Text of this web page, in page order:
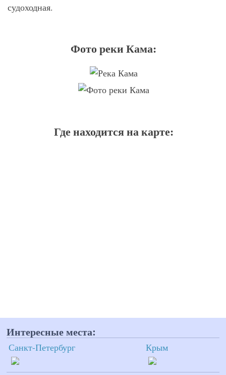
судоходная.
Фото реки Кама:
Где находится на карте:
Интересные места:
Санкт-Петербург Крым